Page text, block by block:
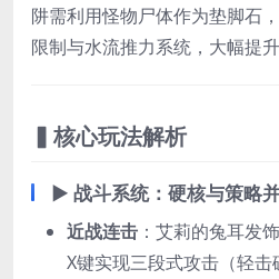
阱需利用怪物尸体作为垫脚石
限制与水流推力系统，大幅提升
▍核心玩法解析
▶ ​ 战斗系统：硬核与策略
近战连击 ：艾莉的兔耳发
X键实现三段式攻击（轻